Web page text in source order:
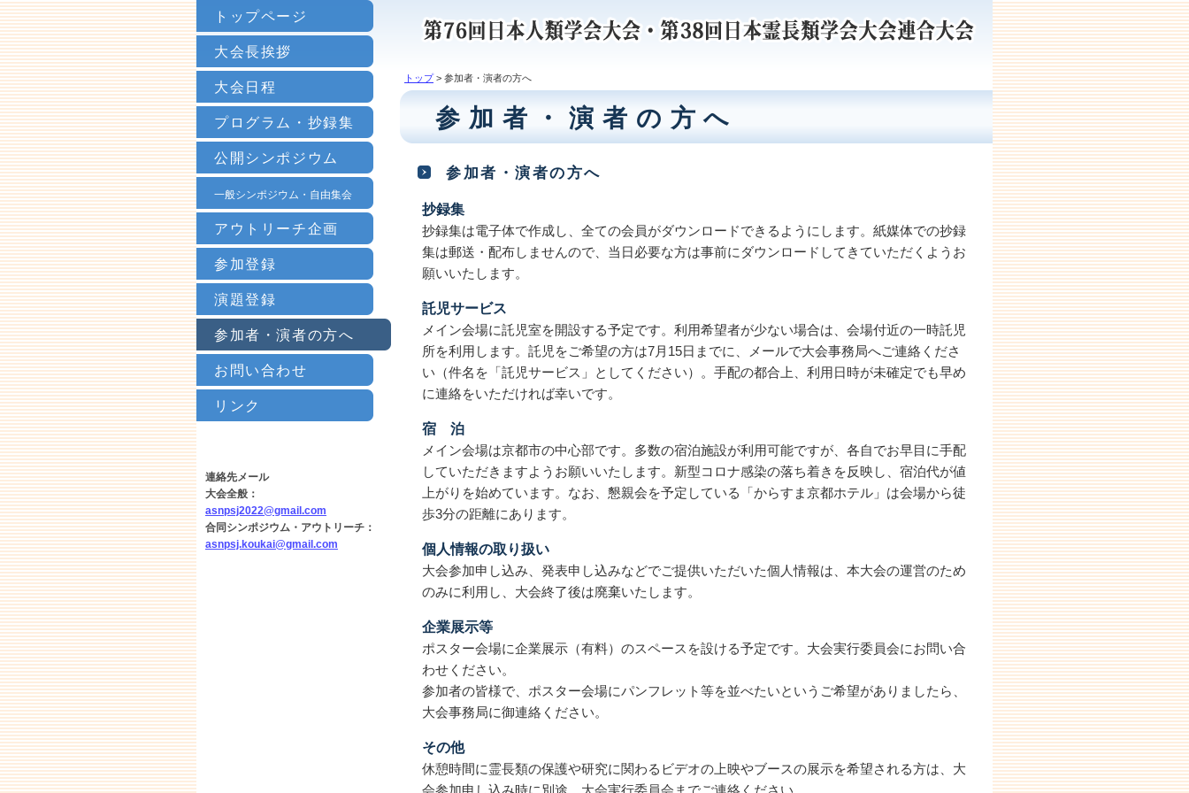
トップページ
大会長挨拶
大会日程
プログラム・抄録集
公開シンポジウム
一般シンポジウム・自由集会
アウトリーチ企画
参加登録
演題登録
参加者・演者の方へ
お問い合わせ
リンク
連絡先メール
大会全般：
asnpsj2022@gmail.com
合同シンポジウム・アウトリーチ：
asnpsj.koukai@gmail.com
トップ> 参加者・演者の方へ
参加者・演者の方へ
参加者・演者の方へ
抄録集
抄録集は電子体で作成し、全ての会員がダウンロードできるようにします。紙媒体での抄録
集は郵送・配布しませんので、当日必要な方は事前にダウンロードしてきていただくようお
願いいたします。
託児サービス
メイン会場に託児室を開設する予定です。利用希望者が少ない場合は、会場付近の一時託児
所を利用します。託児をご希望の方は7月15日までに、メールで大会事務局へご連絡くださ
い（件名を「託児サービス」としてください）。手配の都合上、利用日時が未確定でも早め
に連絡をいただければ幸いです。
宿泊
メイン会場は京都市の中心部です。多数の宿泊施設が利用可能ですが、各自でお早目に手配
していただきますようお願いいたします。新型コロナ感染の落ち着きを反映し、宿泊代が値
上がりを始めています。なお、懇親会を予定している「からすま京都ホテル」は会場から徒
歩3分の距離にあります。
個人情報の取り扱い
大会参加申し込み、発表申し込みなどでご提供いただいた個人情報は、本大会の運営のため
のみに利用し、大会終了後は廃棄いたします。
企業展示等
ポスター会場に企業展示（有料）のスペースを設ける予定です。大会実行委員会にお問い合
わせください。
参加者の皆様で、ポスター会場にパンフレット等を並べたいというご希望がありましたら、
大会事務局に御連絡ください。
その他
休憩時間に霊長類の保護や研究に関わるビデオの上映やブースの展示を希望される方は、大
会参加申し込み時に別途、大会実行委員会までご連絡ください。